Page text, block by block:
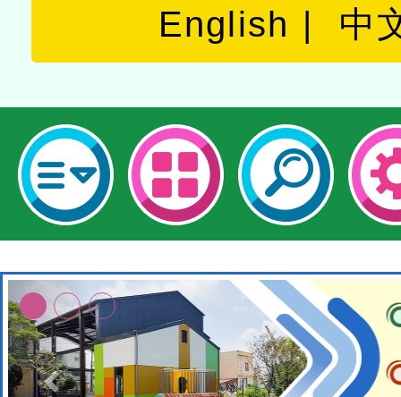
English 中